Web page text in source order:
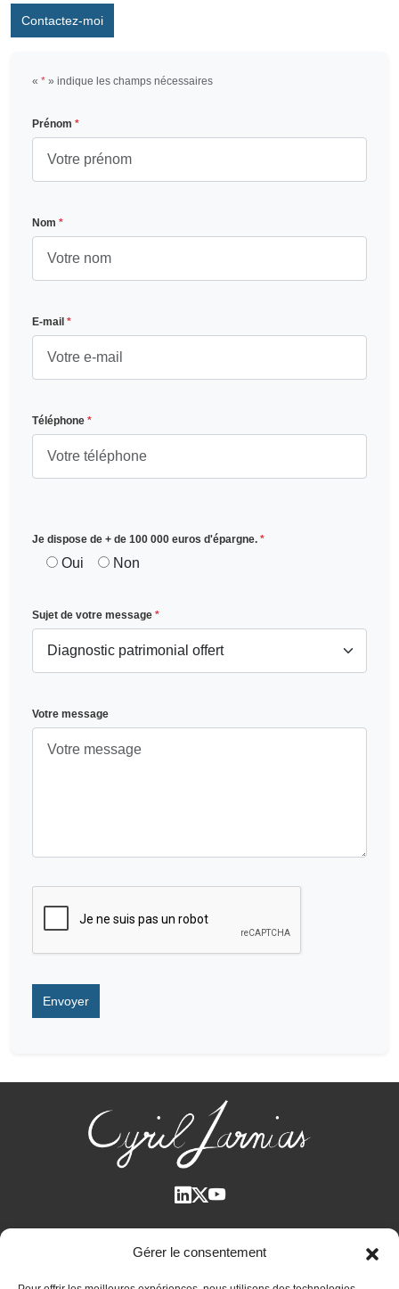
Gérer le consentement
Contactez-moi
« * » indique les champs nécessaires
Prénom *
Nom *
E-mail *
Téléphone *
Je dispose de + de 100 000 euros d'épargne. *
Oui Non
Sujet de votre message *
Votre message